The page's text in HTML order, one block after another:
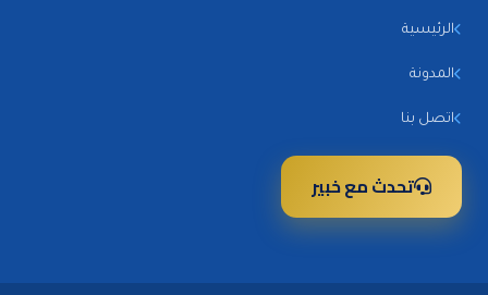
الرئيسية
المدونة
اتصل بنا
تحدث مع خبير